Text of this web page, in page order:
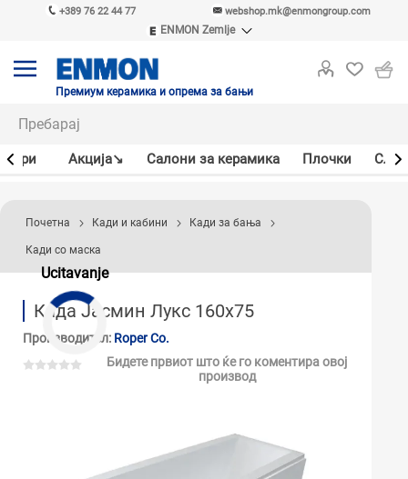
+389 76 22 44 77 webshop.mk@enmongroup.com
ENMON Zemlje
ENMON MKD
Премиум керамика и опрема за бањи
Акцијa↘ Салони за керамика Плочки
Ucitavanje
Почетна Кади и кабини Кади за бања
Кади со маска
Када Јасмин Лукс 160x75
Производител: Roper Co.
Бидете првиот што ќе го коментира овој
производ